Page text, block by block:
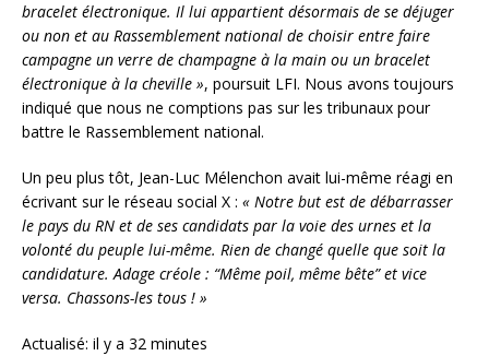
bracelet électronique. Il lui appartient désormais de se déjuger
ou non et au Rassemblement national de choisir entre faire
campagne un verre de champagne à la main ou un bracelet
électronique à la cheville », poursuit LFI. Nous avons toujours
indiqué que nous ne comptions pas sur les tribunaux pour
battre le Rassemblement national.
Un peu plus tôt, Jean-Luc Mélenchon avait lui-même réagi en
écrivant sur le réseau social X : « Notre but est de débarrasser
le pays du RN et de ses candidats par la voie des urnes et la
volonté du peuple lui-même. Rien de changé quelle que soit la
candidature. Adage créole : “Même poil, même bête” et vice
versa. Chassons-les tous ! »
Actualisé: il y a 32 minutes